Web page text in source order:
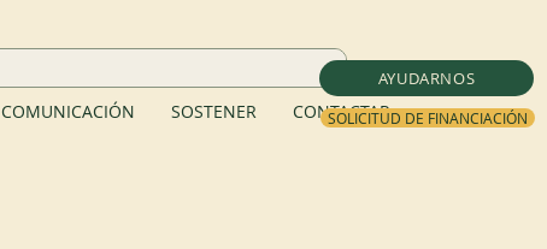
AYUDARNOS
SOLICITUD DE FINANCIACIÓN
COMUNICACIÓN SOSTENER CONTACTAR